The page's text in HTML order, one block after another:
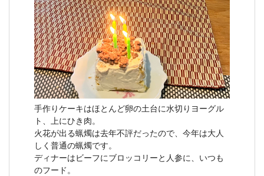
手作りケーキはほとんど卵の土台に水切りヨーグル
ト、上にひき肉。
火花が出る蝋燭は去年不評だったので、今年は大人
しく普通の蝋燭です。
ディナーはビーフにブロッコリーと人参に、いつも
のフード。